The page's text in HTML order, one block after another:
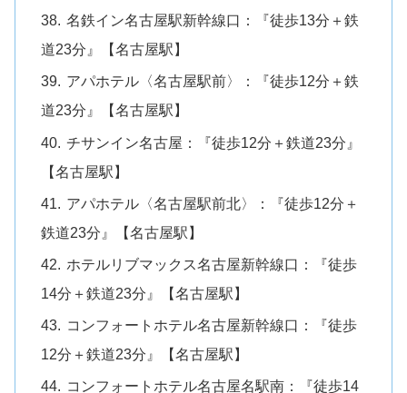
名鉄イン名古屋駅新幹線口：『徒歩13分＋鉄
道23分』【名古屋駅】
アパホテル〈名古屋駅前〉：『徒歩12分＋鉄
道23分』【名古屋駅】
チサンイン名古屋：『徒歩12分＋鉄道23分』
【名古屋駅】
アパホテル〈名古屋駅前北〉：『徒歩12分＋
鉄道23分』【名古屋駅】
ホテルリブマックス名古屋新幹線口：『徒歩
14分＋鉄道23分』【名古屋駅】
コンフォートホテル名古屋新幹線口：『徒歩
12分＋鉄道23分』【名古屋駅】
コンフォートホテル名古屋名駅南：『徒歩14